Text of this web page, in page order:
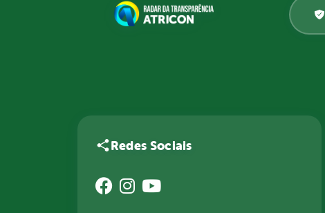
Redes Sociais